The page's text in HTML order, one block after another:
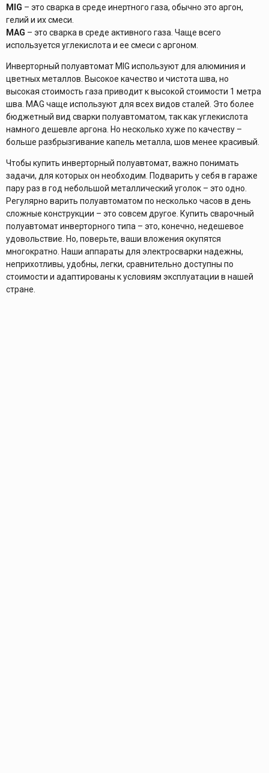
MIG – это сварка в среде инертного газа, обычно это аргон,
гелий и их смеси.
MAG – это сварка в среде активного газа. Чаще всего
используется углекислота и ее смеси с аргоном.
Инверторный полуавтомат MIG используют для алюминия и
цветных металлов. Высокое качество и чистота шва, но
высокая стоимость газа приводит к высокой стоимости 1 метра
шва. MAG чаще используют для всех видов сталей. Это более
бюджетный вид сварки полуавтоматом, так как углекислота
намного дешевле аргона. Но несколько хуже по качеству –
больше разбрызгивание капель металла, шов менее красивый.
Чтобы купить инверторный полуавтомат, важно понимать
задачи, для которых он необходим. Подварить у себя в гараже
пару раз в год небольшой металлический уголок – это одно.
Регулярно варить полуавтоматом по несколько часов в день
сложные конструкции – это совсем другое. Купить сварочный
полуавтомат инверторного типа – это, конечно, недешевое
удовольствие. Но, поверьте, ваши вложения окупятся
многократно. Наши аппараты для электросварки надежны,
неприхотливы, удобны, легки, сравнительно доступны по
стоимости и адаптированы к условиям эксплуатации в нашей
стране.